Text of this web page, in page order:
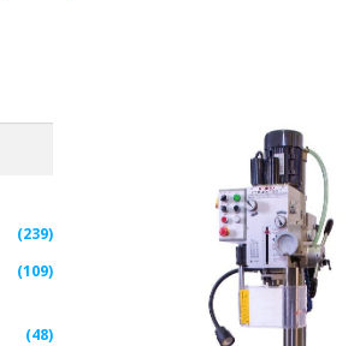
(239)
(109)
(48)